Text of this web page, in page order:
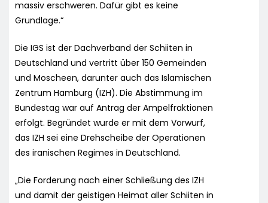
massiv erschweren. Dafür gibt es keine
Grundlage.“
Die IGS ist der Dachverband der Schiiten in
Deutschland und vertritt über 150 Gemeinden
und Moscheen, darunter auch das Islamischen
Zentrum Hamburg (IZH). Die Abstimmung im
Bundestag war auf Antrag der Ampelfraktionen
erfolgt. Begründet wurde er mit dem Vorwurf,
das IZH sei eine Drehscheibe der Operationen
des iranischen Regimes in Deutschland.
„Die Forderung nach einer Schließung des IZH
und damit der geistigen Heimat aller Schiiten in